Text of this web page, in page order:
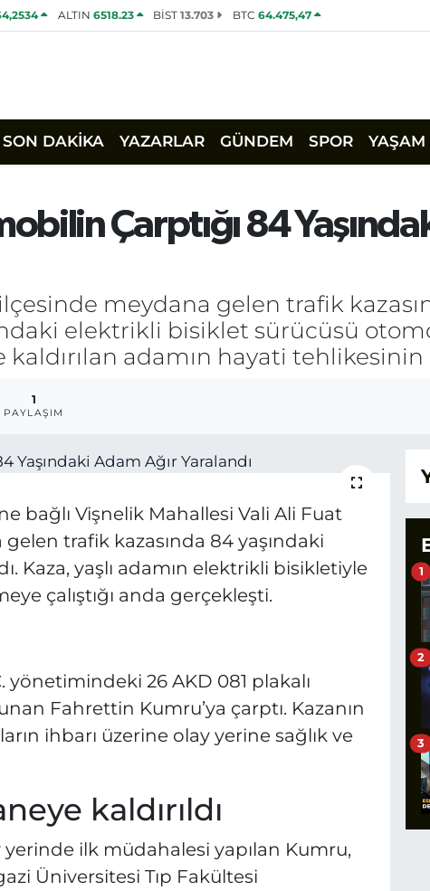
ALTIN 6518.23 BİST13.703 BTC 64.475,47
SON DAKİKA YAZARLAR GÜNDEM SPOR YAŞAM
Çarptığı 84
meydana gelen trafik
elektrikli bisiklet sürücüsü
kaldırılan adamın hayati
1
PAYLAŞIM
bağlı Vişnelik Mahallesi Vali Ali Fuat
trafik kazasında 84 yaşındaki
Kaza, yaşlı adamın elektrikli bisikletiyle
çalıştığı anda gerçekleşti.
26 AKD 081 plakalı
Fahrettin Kumru’ya çarptı. Kazanın
ihbarı üzerine olay yerine sağlık ve
kaldırıldı
yerinde ilk müdahalesi yapılan Kumru,
Üniversitesi Tıp Fakültesi
1
2
3